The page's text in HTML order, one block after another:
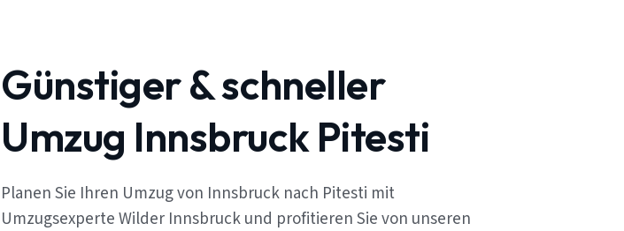
Günstiger & schneller
Umzug Innsbruck Pitesti
Planen Sie Ihren Umzug von Innsbruck nach Pitesti mit
Umzugsexperte Wilder Innsbruck und profitieren Sie von unseren